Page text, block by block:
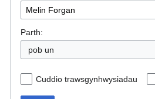
llywio
chwilio
Parth:
pob un
Cuddio trawsgynhwysiadau